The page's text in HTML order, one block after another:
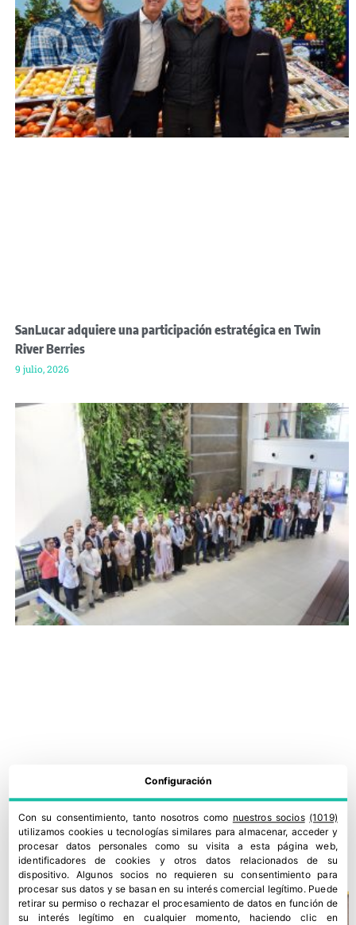
SanLucar adquiere una participación estratégica en Twin
River Berries
9 julio, 2026
SanLucar pone el foco en el envase como herramienta de
marca
6 julio, 2026
Configuración
Con su consentimiento, tanto nosotros como nuestros socios (1019)
utilizamos cookies u tecnologías similares para almacenar, acceder y
procesar datos personales como su visita a esta página web,
identificadores de cookies y otros datos relacionados de su
dispositivo. Algunos socios no requieren su consentimiento para
procesar sus datos y se basan en su interés comercial legítimo. Puede
retirar su permiso o rechazar el procesamiento de datos en función de
su interés legítimo en cualquier momento, haciendo clic en